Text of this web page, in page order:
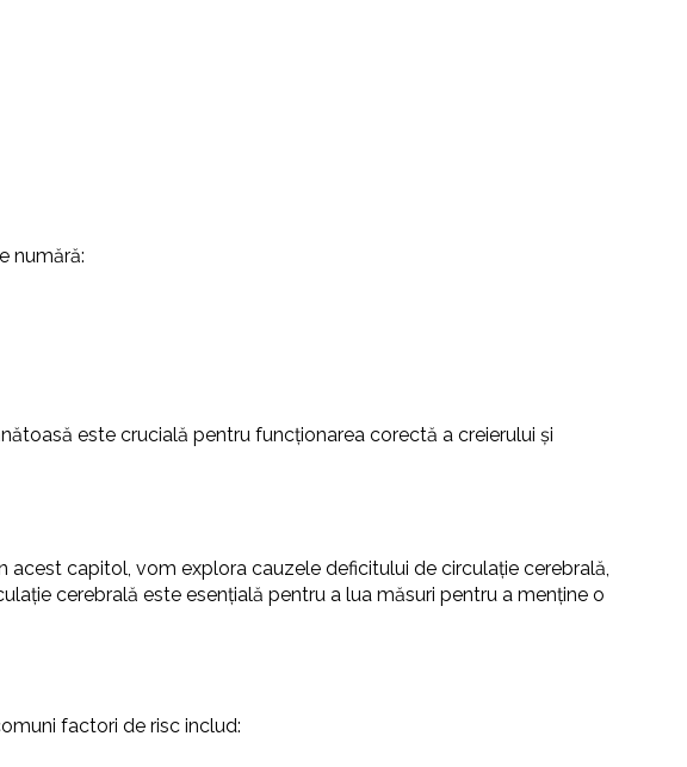
numără:
este crucială pentru funcționarea corectă a creierului și
capitol, vom explora cauzele deficitului de circulație cerebrală,
cerebrală este esențială pentru a lua măsuri pentru a menține o
factori de risc includ: